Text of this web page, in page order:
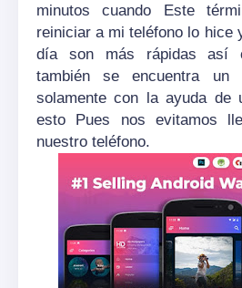
minutos cuando Este
reiniciar a mi teléfono lo hice
día son más rápidas así
también se encuentra un
solamente con la ayuda de
esto Pues nos evitamos
nuestro teléfono.